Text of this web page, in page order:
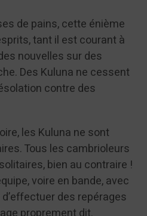
de pains, cette énième
tant il est courant à
nouvelles sur des
Des Kuluna ne cessent
contre des
les Kuluna ne sont
Tous les cambrioleurs
bien au contraire !
voire en bande, avec
des repérages